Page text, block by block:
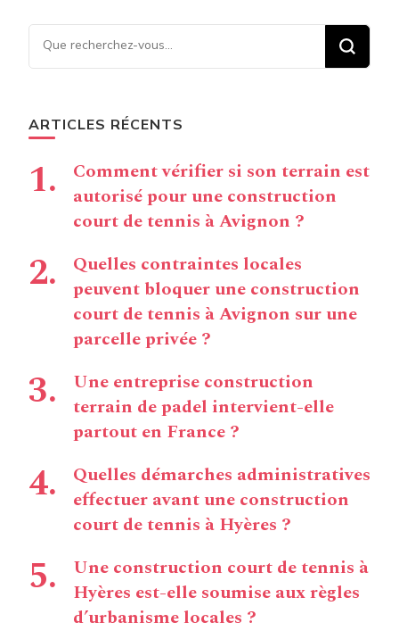
Vous recherchiez quelque
chose ?
ARTICLES RÉCENTS
Comment vérifier si son terrain est
autorisé pour une construction
court de tennis à Avignon ?
Quelles contraintes locales
peuvent bloquer une construction
court de tennis à Avignon sur une
parcelle privée ?
Une entreprise construction
terrain de padel intervient-elle
partout en France ?
Quelles démarches administratives
effectuer avant une construction
court de tennis à Hyères ?
Une construction court de tennis à
Hyères est-elle soumise aux règles
d’urbanisme locales ?